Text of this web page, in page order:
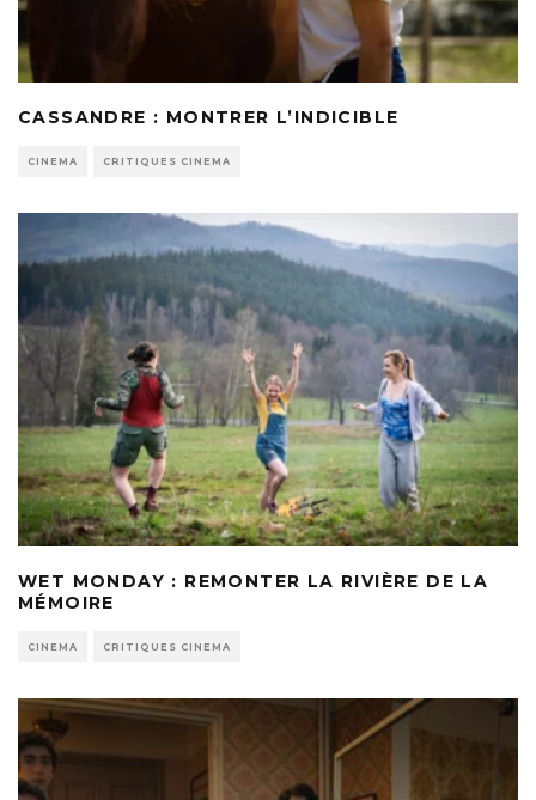
CASSANDRE : MONTRER L’INDICIBLE
CINEMA CRITIQUES CINEMA
WET MONDAY : REMONTER LA RIVIÈRE DE LA
MÉMOIRE
CINEMA CRITIQUES CINEMA